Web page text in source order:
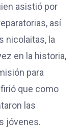
asistió por
así
nicolaitas, la
en la historia,
para
que como
las
jóvenes.